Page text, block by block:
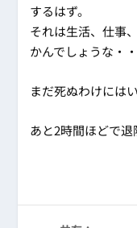
するはず。
それは生活、仕事
かんでしょうな・・
まだ死ぬわけには
あと2時間ほどで退